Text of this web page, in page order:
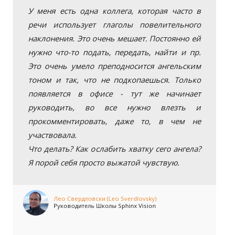
У меня есть одна коллега, которая часто в
речи использует глаголы повелительного
наклонения. Это очень мешает. Постоянно ей
нужно что-то подать, передать, найти и пр.
Это очень умело преподносится ангельским
тоном и так, что не подкопаешься. Только
появляется в офисе - тут же начинает
руководить, во все нужно влезть и
прокомментировать, даже то, в чем не
участвовала.
Что делать? Как ослабить хватку сего ангела?
Я порой себя просто выжатой чувствую.
Лео Свердловски (Leo Sverdlovsky)
Руководитель Школы Sphinx Vision